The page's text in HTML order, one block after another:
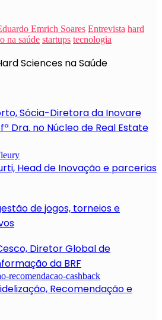
Emrich Soares Entrevista hard
na saúde startups tecnologia
Sciences na Saúde
Sócia-Diretora da Inovare
Dra. no Núcleo de Real Estate
Head de Inovação e parcerias
de jogos, torneios e
Diretor Global de
da BRF
Recomendação e